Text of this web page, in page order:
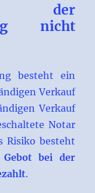
der
nicht
besteht ein
Verkauf
Verkauf
Notar
Risiko besteht
Gebot bei der
.